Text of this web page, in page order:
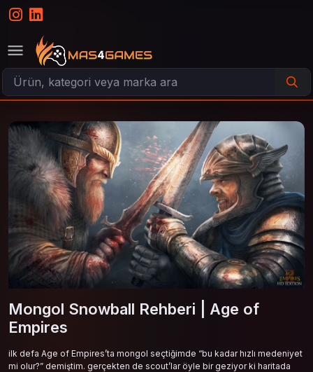
Mongol Snowball Rehberi | Age of
Empires
ilk defa Age of Empires’ta mongol seçtiğimde “bu kadar hızlı medeniyet
mi olur?” demiştim. gerçekten de scout’lar öyle bir geziyor ki haritada